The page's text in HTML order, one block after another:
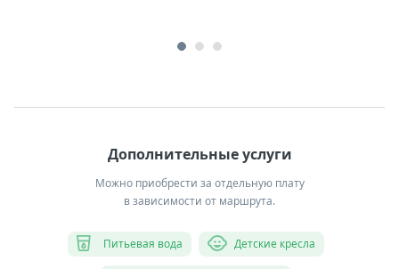
Дополнительные услуги
Можно приобрести за отдельную плату
в зависимости от маршрута.
Питьевая вода Детские кресла